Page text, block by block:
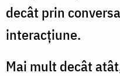
decât prin
interacţiune.
Mai mult decât